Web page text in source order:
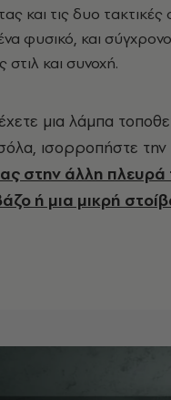
και τις δυο
φυσικό, και
στιλ και συνοχή.
μια λάμπα
ισορροπήστε την
στην άλλη πλευρά
ή μια μικρή